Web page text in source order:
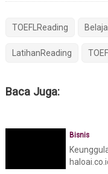
TOEFLReading
LatihanReading TOEFL
Baca Juga:
Bisnis